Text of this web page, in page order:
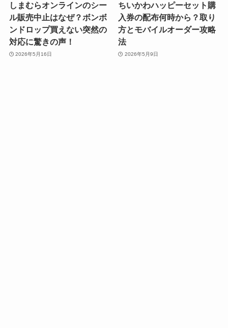
しまむらオンラインのシー
ル販売中止はなぜ？ボンボ
ンドロップ買えない突然の
対応に驚きの声！
2026年5月16日
ちいかわハッピーセット購
入券の配布何時から？取り
方とモバイルオーダー攻略
法
2026年5月9日